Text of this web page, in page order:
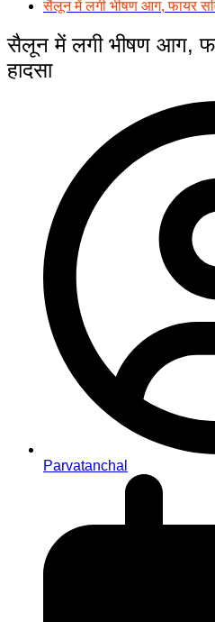
सैलून में लगी भीषण आग, फायर
सैलून में लगी भीषण आग,
हादसा
Parvatanchal